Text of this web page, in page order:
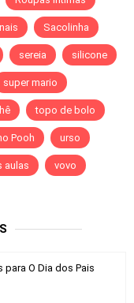
Sacolinha
sereia silicone
super mario
topo de bolo
Pooh urso
aulas vovo
para O Dia dos Pais